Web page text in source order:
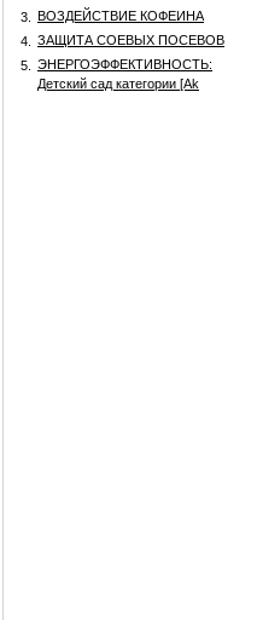
3.
ВОЗДЕЙСТВИЕ КОФЕИНА
4.
ЗАЩИТА СОЕВЫХ ПОСЕВОВ
5.
ЭНЕРГОЭФФЕКТИВНОСТЬ:
Детский сад категории [Аk